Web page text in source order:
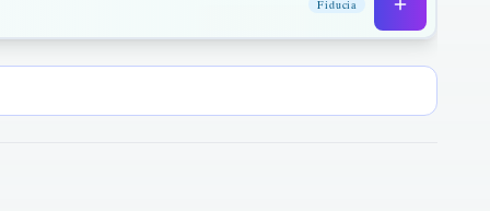
Fiducia